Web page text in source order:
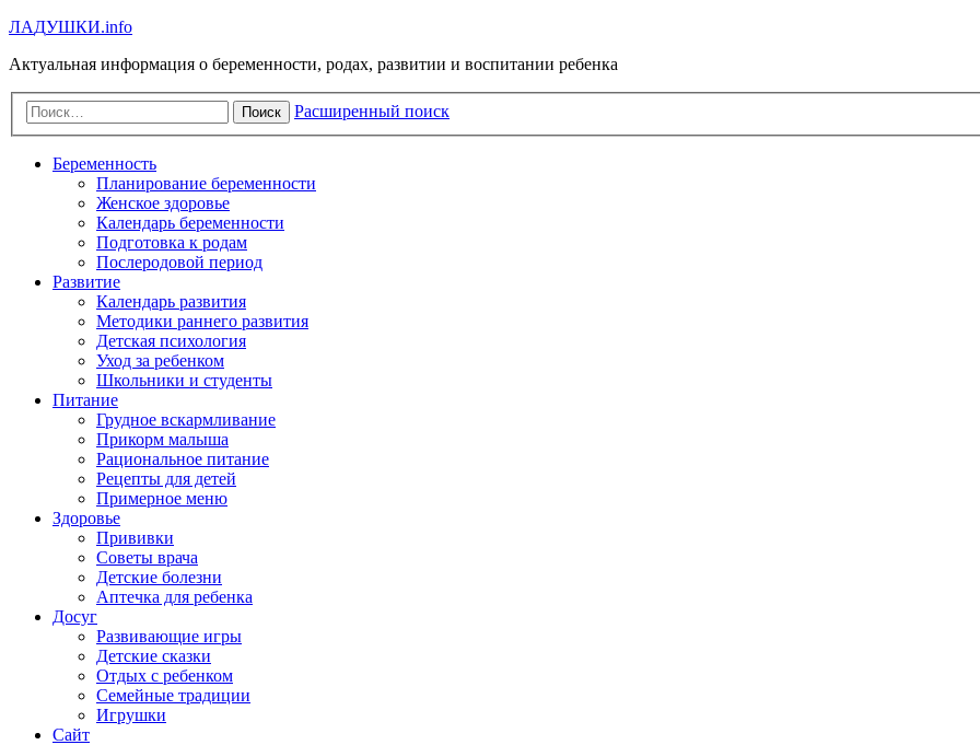
ЛАДУШКИ.info
Актуальная информация о беременности, родах, развитии и воспитании ребенка
Поиск Расширенный поиск
Беременность
Планирование беременности
Женское здоровье
Календарь беременности
Подготовка к родам
Послеродовой период
Развитие
Календарь развития
Методики раннего развития
Детская психология
Уход за ребенком
Школьники и студенты
Питание
Грудное вскармливание
Прикорм малыша
Рациональное питание
Рецепты для детей
Примерное меню
Здоровье
Прививки
Советы врача
Детские болезни
Аптечка для ребенка
Досуг
Развивающие игры
Детские сказки
Отдых с ребенком
Семейные традиции
Игрушки
Сайт